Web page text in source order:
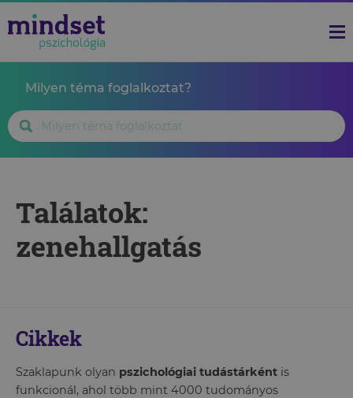
Milyen téma foglalkoztat?
Találatok:
zenehallgatás
Cikkek
Szaklapunk olyan pszichológiai tudástárként is
funkcionál, ahol több mint 4000 tudományos